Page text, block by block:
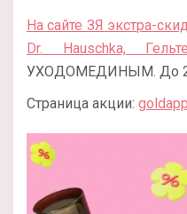
На сайте ЗЯ экстра-
Dr. Hauschka,
УХОДОМЕДИНЫМ. До
Страница акции: